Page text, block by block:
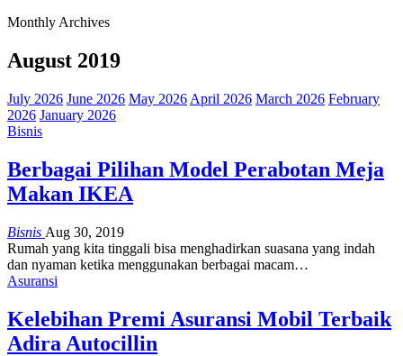
Monthly Archives
August 2019
July 2026 June 2026 May 2026 April 2026 March 2026 February
2026 January 2026
Bisnis
Berbagai Pilihan Model Perabotan Meja
Makan IKEA
Bisnis Aug 30, 2019
Rumah yang kita tinggali bisa menghadirkan suasana yang indah
dan nyaman ketika menggunakan berbagai macam…
Asuransi
Kelebihan Premi Asuransi Mobil Terbaik
Adira Autocillin